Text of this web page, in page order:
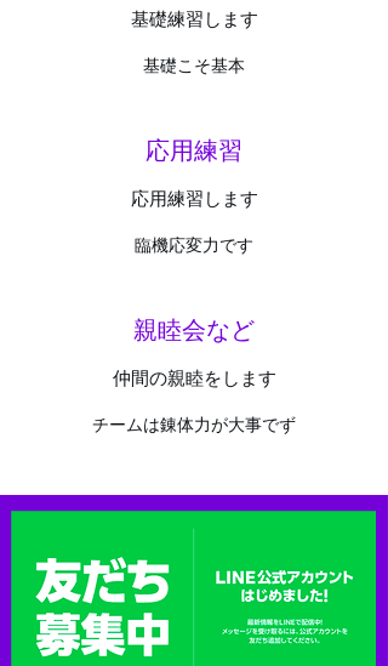
​基礎練習します
​基礎こそ基本
​応用練習
​応用練習します
​臨機応変力です
​親睦会など
​仲間の親睦をします
​チームは錬体力が大事でず